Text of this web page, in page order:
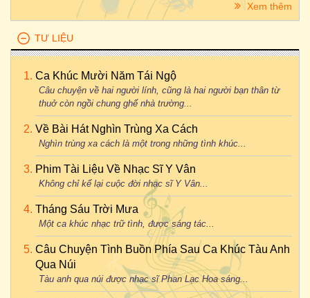
Xem thêm
TƯ LIỆU
Ca Khúc Mười Năm Tái Ngộ
Câu chuyện về hai người lính, cũng là hai người bạn thân từ
thuở còn ngồi chung ghế nhà trường...
Về Bài Hát Nghìn Trùng Xa Cách
Nghìn trùng xa cách là một trong những tình khúc...
Phim Tài Liệu Về Nhạc Sĩ Y Vân
Không chỉ kể lại cuộc đời nhạc sĩ Y Vân...
Tháng Sáu Trời Mưa
Một ca khúc nhạc trữ tình, được sáng tác...
Câu Chuyện Tình Buồn Phía Sau Ca Khúc Tàu Anh
Qua Núi
Tàu anh qua núi được nhạc sĩ Phan Lạc Hoa sáng...